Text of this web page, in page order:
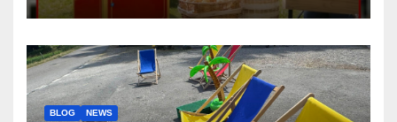
BLOG NEWS